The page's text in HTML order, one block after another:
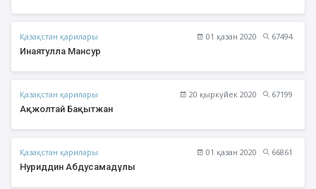
Қазақстан қарилары 01 қазан 2020
67494
Инаятулла Мансур
Қазақстан қарилары 20 қыркүйек 2020
67199
Ақжолтай Бақытжан
Қазақстан қарилары 01 қазан 2020
66861
Нуриддин Абдусамадұлы